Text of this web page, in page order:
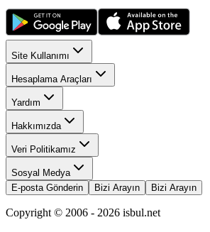
Site Kullanımı
Hesaplama Araçları
Yardım
Hakkımızda
Veri Politikamız
Sosyal Medya
E-posta Gönderin
Bizi Arayın Bizi Arayın
Copyright © 2006 - 2026 isbul.net